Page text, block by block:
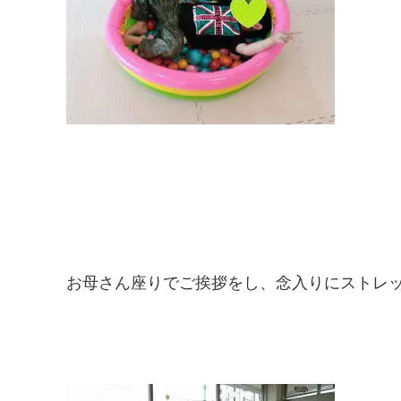
お母さん座りでご挨拶をし、念入りにストレ